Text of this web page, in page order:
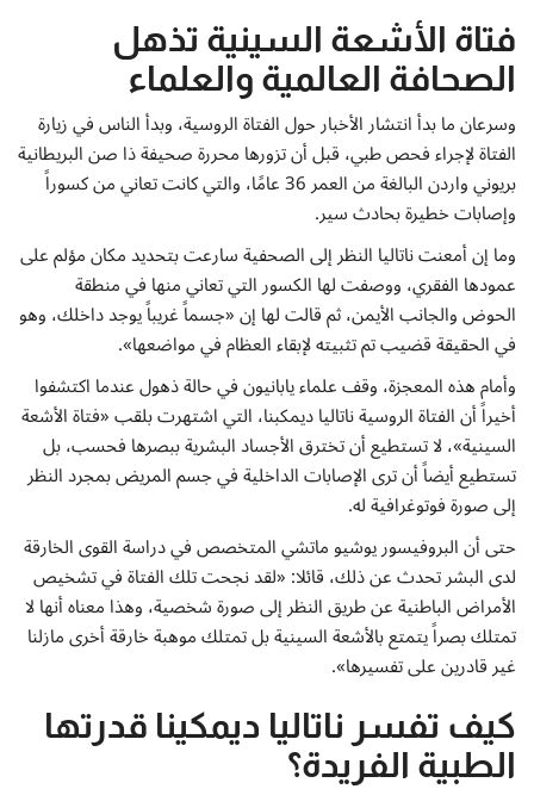
فتاة الأشعة السينية تذهل
الصحافة العالمية والعلماء
وسرعان ما بدأ انتشار الأخبار حول الفتاة الروسية، وبدأ الناس في زيارة
الفتاة لإجراء فحص طبي، قبل أن تزورها محررة صحيفة ذا صن البريطانية
بريوني واردن البالغة من العمر 36 عامًا، والتي كانت تعاني من كسوراً
وإصابات خطيرة بحادث سير.
وما إن أمعنت ناتاليا النظر إلى الصحفية سارعت بتحديد مكان مؤلم على
عمودها الفقري، ووصفت لها الكسور التي تعاني منها في منطقة
الحوض والجانب الأيمن، ثم قالت لها إن «جسماً غريباً يوجد داخلك، وهو
في الحقيقة قضيب تم تثبيته لإبقاء العظام في مواضعها».
وأمام هذه المعجزة، وقف علماء يابانيون في حالة ذهول عندما اكتشفوا
أخيراً أن الفتاة الروسية ناتاليا ديمكبنا، التي اشتهرت بلقب «فتاة الأشعة
السينية»، لا تستطيع أن تخترق الأجساد البشرية ببصرها فحسب، بل
تستطيع أيضاً أن ترى الإصابات الداخلية في جسم المريض بمجرد النظر
إلى صورة فوتوغرافية له.
حتى أن البروفيسور يوشيو ماتشي المتخصص في دراسة القوى الخارقة
لدى البشر تحدث عن ذلك، قائلا: «لقد نجحت تلك الفتاة في تشخيص
الأمراض الباطنية عن طريق النظر إلى صورة شخصية، وهذا معناه أنها لا
تمتلك بصراً يتمتع بالأشعة السينية بل تمتلك موهبة خارقة أخرى مازلنا
غير قادرين على تفسيرها».
كيف تفسر ناتاليا ديمكينا قدرتها
الطبية الفريدة؟